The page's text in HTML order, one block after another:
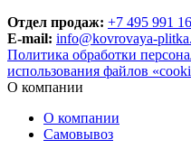
Отдел продаж: +7 495 991
E-mail: info@kovrovaya-
Политика обработки
использования файлов
О компании
О компании
Самовывоз